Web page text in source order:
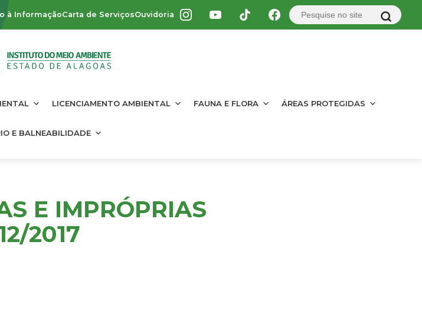
à InformaçãoCarta de ServiçosOuvidoria
LICENCIAMENTO AMBIENTAL FAUNA E FLORA ÁREAS PROTEGIDAS
E BALNEABILIDADE
E IMPRÓPRIAS
2017